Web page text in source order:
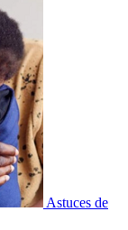
Astuces de